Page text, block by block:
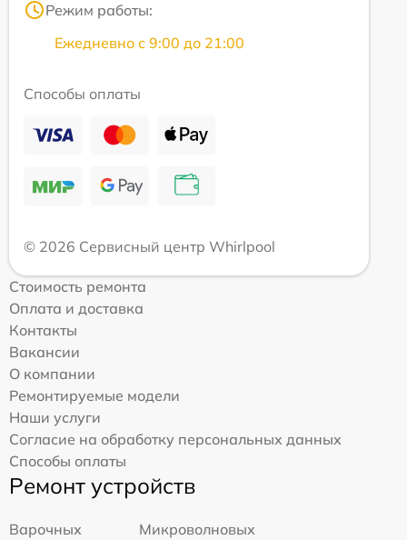
Режим работы:
Ежедневно с 9:00 до 21:00
Способы оплаты
© 2026 Сервисный центр Whirlpool
Стоимость ремонта
Оплата и доставка
Контакты
Вакансии
О компании
Ремонтируемые модели
Наши услуги
Согласие на обработку персональных данных
Способы оплаты
Ремонт устройств
Варочных
Микроволновых